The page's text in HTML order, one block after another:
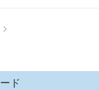
ド